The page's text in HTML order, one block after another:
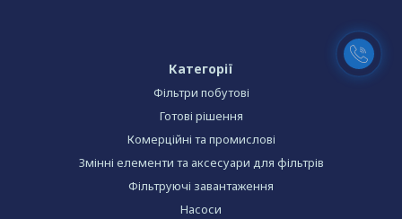
Категорії
Фільтри побутові
Готові рішення
Комерційні та промислові
Змінні елементи та аксесуари для фільтрів
Фільтруючі завантаження
Насоси